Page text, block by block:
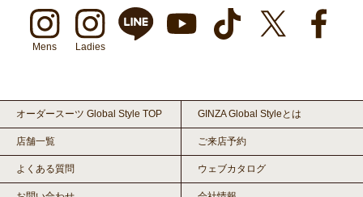
Mens Ladies
オーダースーツ Global Style TOP GINZA Global Styleとは
店舗一覧 ご来店予約
よくある質問 ウェブカタログ